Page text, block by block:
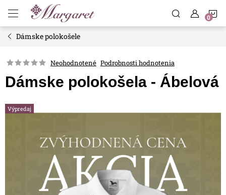
obsah
Dámske polokošele
Neohodnotené Podrobnosti hodnotenia
Dámske polokošela - Ábelová
Výpredaj